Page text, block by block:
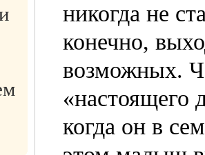
никогда не
конечно,
возможных.
«настоящего
когда он в